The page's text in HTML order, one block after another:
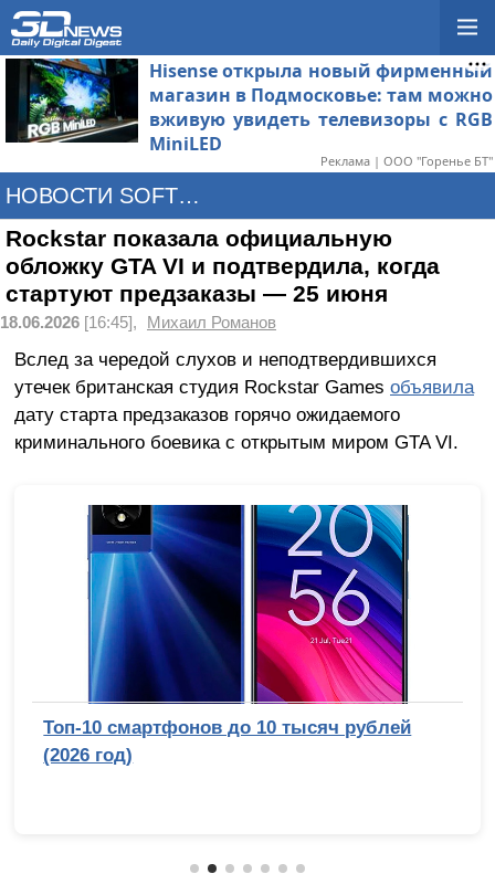
Hisense открыла новый фирменный
магазин в Подмосковье: там можно
вживую увидеть телевизоры с RGB
MiniLED
Реклама | ООО "Горенье БТ"
НОВОСТИ SOFTWARE
Rockstar показала официальную
обложку GTA VI и подтвердила, когда
стартуют предзаказы — 25 июня
18.06.2026 [16:45], Михаил Романов
Вслед за чередой слухов и неподтвердившихся
утечек британская студия Rockstar Games объявила
дату старта предзаказов горячо ожидаемого
криминального боевика с открытым миром GTA VI.
Топ-10 смартфонов до 10 тысяч рублей
(2026 год)